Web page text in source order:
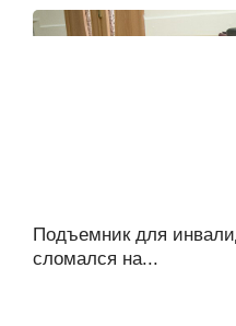
Подъемник для
сломался на...